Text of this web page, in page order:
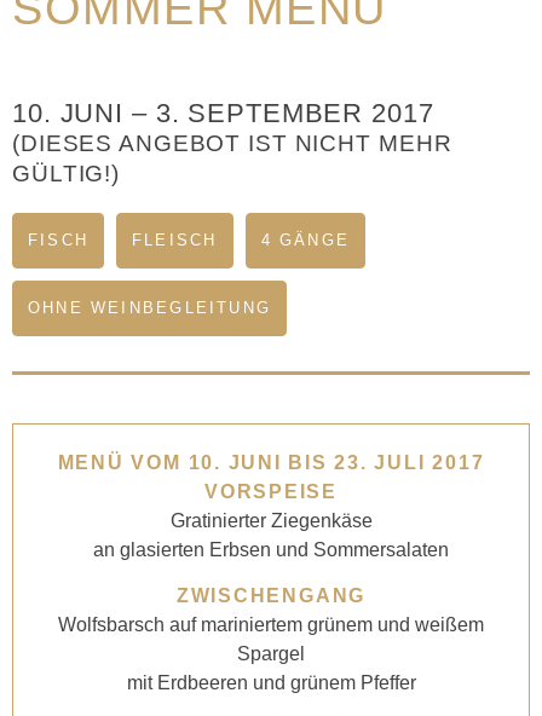
10. JUNI – 3. SEPTEMBER 2017
(DIESES ANGEBOT IST NICHT MEHR
GÜLTIG!)
FISCH FLEISCH 4 GÄNGE
OHNE WEINBEGLEITUNG
MENÜ VOM 10. JUNI BIS 23. JULI 2017
VORSPEISE
Gratinierter Ziegenkäse
an glasierten Erbsen und Sommersalaten
ZWISCHENGANG
Wolfsbarsch auf mariniertem grünem und weißem
Spargel
mit Erdbeeren und grünem Pfeffer